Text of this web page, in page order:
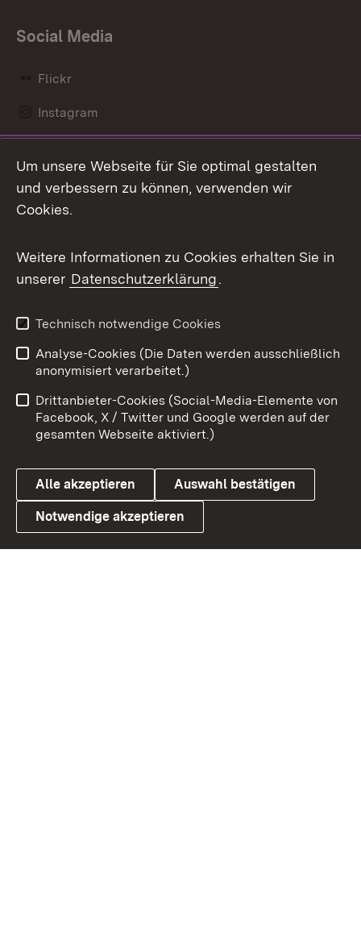
Social Media
Flickr
Instagram
Mastodon
Messenger
Social Wall
X / Twitter
Youtube
Link zum Landesportal
Benutzungshinweise
Barrierefreiheit
Datenschutz
Cookies
Um unsere Webseite für Sie optimal gestalten
und verbessern zu können, verwenden wir
Cookies.
Weitere Informationen zu Cookies erhalten Sie in
unserer Datenschutzerklärung.
Technisch notwendige Cookies
Analyse-Cookies (Die Daten werden ausschließlich
anonymisiert verarbeitet.)
Drittanbieter-Cookies (Social-Media-Elemente von
Facebook, X / Twitter und Google werden auf der
gesamten Webseite aktiviert.)
Alle akzeptieren Auswahl bestätigen
Notwendige akzeptieren